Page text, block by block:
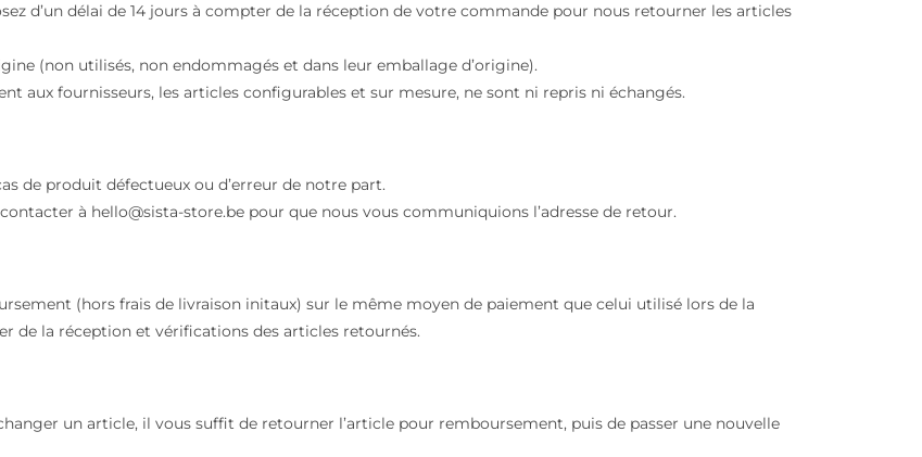
d’un délai de 14 jours à compter de la réception de votre commande pour nous retourner les articles
(non utilisés, non endommagés et dans leur emballage d’origine).
aux fournisseurs, les articles configurables et sur mesure, ne sont ni repris ni échangés.
de produit défectueux ou d’erreur de notre part.
à hello@sista-store.be pour que nous vous communiquions l’adresse de retour.
(hors frais de livraison initaux) sur le même moyen de paiement que celui utilisé lors de la
de la réception et vérifications des articles retournés.
un article, il vous suffit de retourner l’article pour remboursement, puis de passer une nouvelle